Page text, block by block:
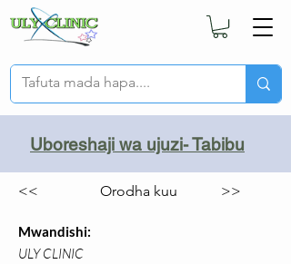
Uboreshaji wa ujuzi- Tabibu
<< Orodha kuu >>
Mwandishi:
ULY CLINIC